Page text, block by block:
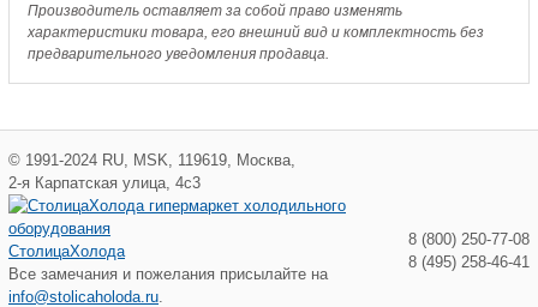
Производитель оставляет за собой право изменять
характеристики товара, его внешний вид и комплектность без
предварительного уведомления продавца.
© 1991-2024 RU MSK 119619 Москва
2-я Карпатская улица, 4с3
СтолицаХолода
Все замечания и пожелания присылайте на
info@stolicaholoda.ru
8 (800) 250-77-08
8 (495) 258-46-41